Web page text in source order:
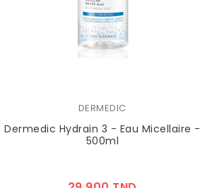
DERMEDIC
Dermedic Hydrain 3 - Eau Micellaire -
500ml